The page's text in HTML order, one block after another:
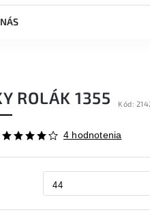
ROLÁK 1355 Kód:
4 hodnotenia